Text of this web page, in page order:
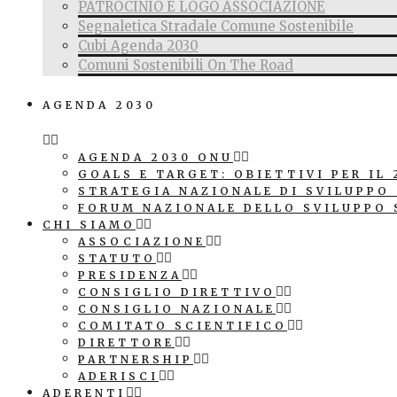
PATROCINIO E LOGO ASSOCIAZIONE
Segnaletica Stradale Comune Sostenibile
Cubi Agenda 2030
Comuni Sostenibili On The Road
AGENDA 2030
AGENDA 2030 ONU
GOALS E TARGET: OBIETTIVI PER IL
STRATEGIA NAZIONALE DI SVILUPPO
FORUM NAZIONALE DELLO SVILUPPO
CHI SIAMO
ASSOCIAZIONE
STATUTO
PRESIDENZA
CONSIGLIO DIRETTIVO
CONSIGLIO NAZIONALE
COMITATO SCIENTIFICO
DIRETTORE
PARTNERSHIP
ADERISCI
ADERENTI